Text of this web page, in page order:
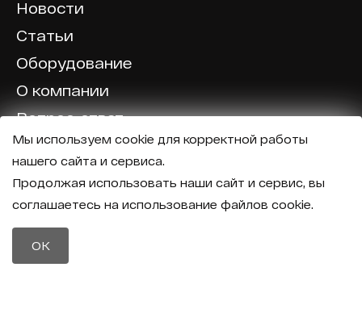
Новости
Статьи
Оборудование
О компании
Вопрос-ответ
Отзывы
Политика конфиденциальности
8 (800) 600-40-37
Мы используем cookie для корректной работы
нашего сайта и сервиса.
Продолжая использовать наши сайт и сервис, вы
соглашаетесь на использование файлов cookie.
OK